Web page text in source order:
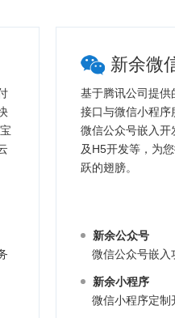
新余微
基于腾讯公司提供
接口与微信小程序
微信公众号嵌入开
及H5开发等，为
跃的翅膀。
新余公众号
微信公众号嵌入
新余小程序
微信小程序定制